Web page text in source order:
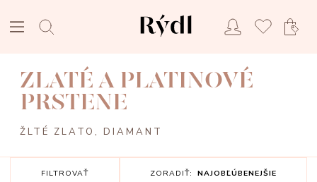
ZLATÉ A PLATINOVÉ
PRSTENE
ŽLTÉ ZLATO, DIAMANT
FILTROVAŤ ZORADIŤ: NAJOBĽÚBENEJŠIE